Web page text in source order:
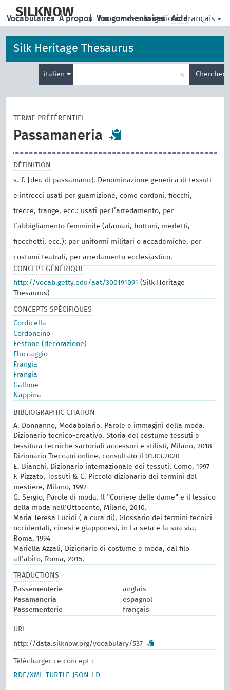
main
SILKNOW | Langue de navigation: français
Vocabulaires À propos Vos commentaires Aide
Silk Heritage Thesaurus
italien
de
× Chercher
TERME PRÉFÉRENTIEL
Passamaneria
DÉFINITION
s. f. [der. di passamano]. Denominazione generica di tessuti
e intrecci usati per guarnizione, come cordoni, fiocchi,
trecce, frange, ecc.: usati per l’arredamento, per
l’abbigliamento femminile (alamari, bottoni, merletti,
fiocchetti, ecc.); per uniformi militari o accademiche, per
costumi teatrali, per arredamento ecclesiastico.
CONCEPT GÉNÉRIQUE
http://vocab.getty.edu/aat/300191091 (Silk Heritage
Thesaurus)
CONCEPTS SPÉCIFIQUES
Cordicella
Cordoncino
Festone (decorazione)
Floccaggio
Frangia
Frangia
Gallone
Nappina
BIBLIOGRAPHIC CITATION
A. Donnanno, Modabolario. Parole e immagini della moda.
Dizionario tecnico-creativo. Storia del costume tessuti e
tessitura tecniche sartoriali accessori e stilisti, Milano, 2018
Dizionario Treccani online, consultato il 01.03.2020
E. Bianchi, Dizionario internazionale dei tessuti, Como, 1997
F. Pizzato, Tessuti & C. Piccolo dizionario dei termini del
mestiere, Milano, 1992
G. Sergio, Parole di moda. Il "Corriere delle dame" e il lessico
della moda nell'Ottocento, Milano, 2010.
Maria Teresa Lucidi ( a cura di), Glossario dei termini tecnici
occidentali, cinesi e giapponesi, in La seta e la sua via,
Roma, 1994
Mariella Azzali, Dizionario di costume e moda, dal filo
all'abito, Roma, 2015.
TRADUCTIONS
Passementerie
anglais
Pasamanería
espagnol
Passementerie
français
URI
http://data.silknow.org/vocabulary/537
Télécharger ce concept :
RDF/XML
TURTLE JSON-LD